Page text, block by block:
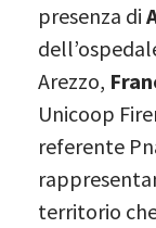
presenza di
Arezzo,
Unicoop
referente
territorio